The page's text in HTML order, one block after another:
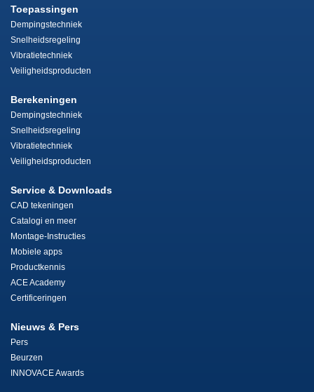
Toepassingen
Dempingstechniek
Snelheidsregeling
Vibratietechniek
Veiligheidsproducten
Berekeningen
Dempingstechniek
Snelheidsregeling
Vibratietechniek
Veiligheidsproducten
Service & Downloads
CAD tekeningen
Catalogi en meer
Montage-Instructies
Mobiele apps
Productkennis
ACE Academy
Certificeringen
Nieuws & Pers
Pers
Beurzen
INNOVACE Awards